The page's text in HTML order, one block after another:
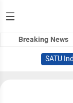
Breaking News
SATU